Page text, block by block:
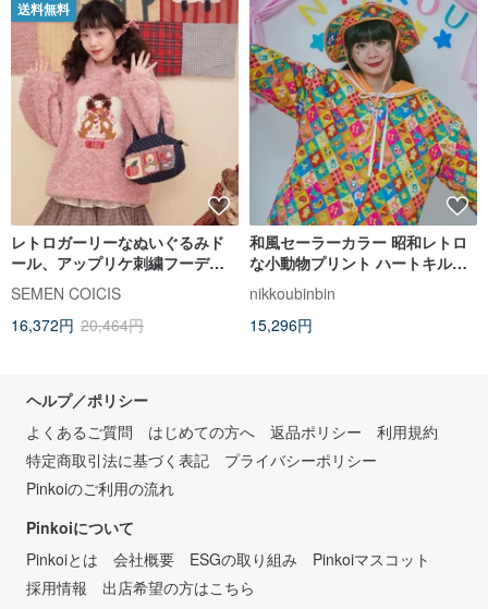
送料無料
レトロガーリーなぬいぐるみド
ール、アップリケ刺繍フーディ
ーアウター
SEMEN COICIS
16,372円 20,464円
和風セーラーカラー 昭和レトロ
な小動物プリント ハートキルテ
ィングジャケット
nikkoubinbin
15,296円
ヘルプ／ポリシー
よくあるご質問
はじめての方へ 返品ポリシー
利用規約
特定商取引法に基づく表記
プライバシーポリシー
Pinkoiのご利用の流れ
Pinkoiについて
Pinkoiとは
会社概要 ESGの取り組み
Pinkoiマスコット
採用情報
出店希望の方はこちら